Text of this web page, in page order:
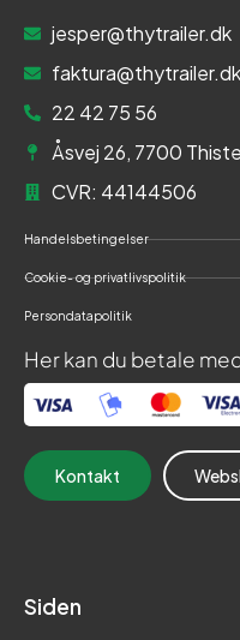
jesper@thytrailer.dk
faktura@thytrailer.dk
22 42 75 56
Åsvej 26, 7700
CVR: 44144506
Handelsbetingelser
Cookie- og privatlivspolitik
Persondatapolitik
Her kan du betale
Kontakt
Siden